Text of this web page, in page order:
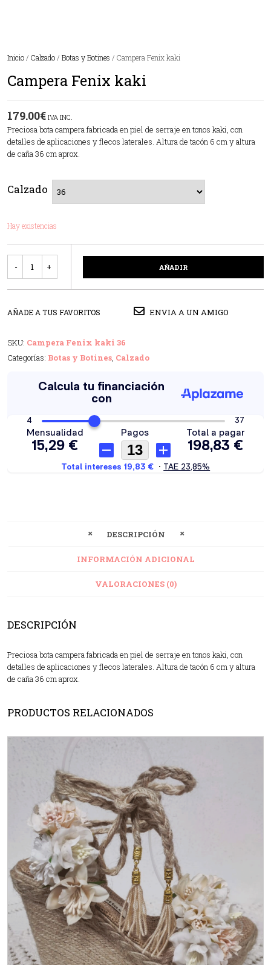
Inicio/ Calzado/ Botas y Botines / Campera Fenix kaki
Campera Fenix kaki
179.00€ IVA INC.
Preciosa bota campera fabricada en piel de serraje en tonos kaki, con
detalles de aplicaciones y flecos laterales. Altura de tacón 6 cm y altura
de caña 36 cm aprox.
Calzado
Hay existencias
AÑADIR
AÑADE A TUS FAVORITOS ENVIA A UN AMIGO
SKU: Campera Fenix kaki 36
Categorías: Botas y Botines, Calzado
DESCRIPCIÓN
INFORMACIÓN ADICIONAL
VALORACIONES (0)
DESCRIPCIÓN
Preciosa bota campera fabricada en piel de serraje en tonos kaki, con
detalles de aplicaciones y flecos laterales. Altura de tacón 6 cm y altura
de caña 36 cm aprox.
PRODUCTOS RELACIONADOS